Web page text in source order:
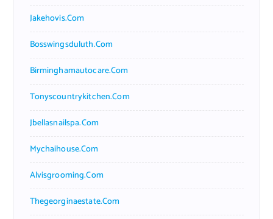
Jakehovis.com
Bosswingsduluth.com
Birminghamautocare.com
Tonyscountrykitchen.com
Jbellasnailspa.com
Mychaihouse.com
Alvisgrooming.com
Thegeorginaestate.com